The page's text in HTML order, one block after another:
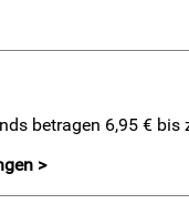
betragen 6,95 € bis
>